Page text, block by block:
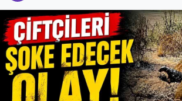
Resmi İlan
Haber Arşivi